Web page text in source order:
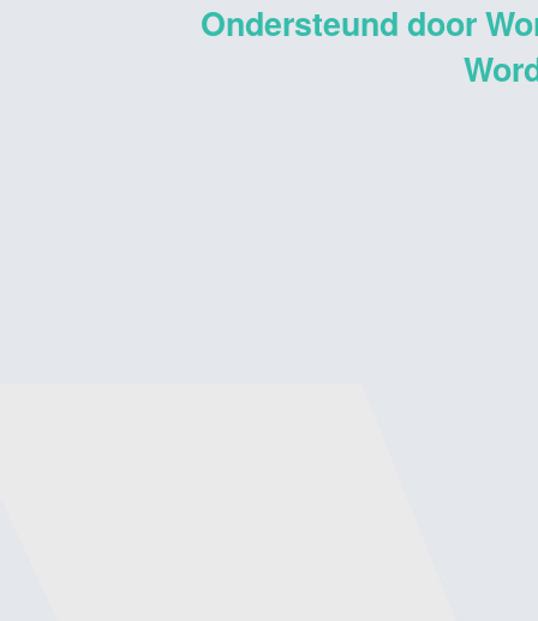
Ondersteund door